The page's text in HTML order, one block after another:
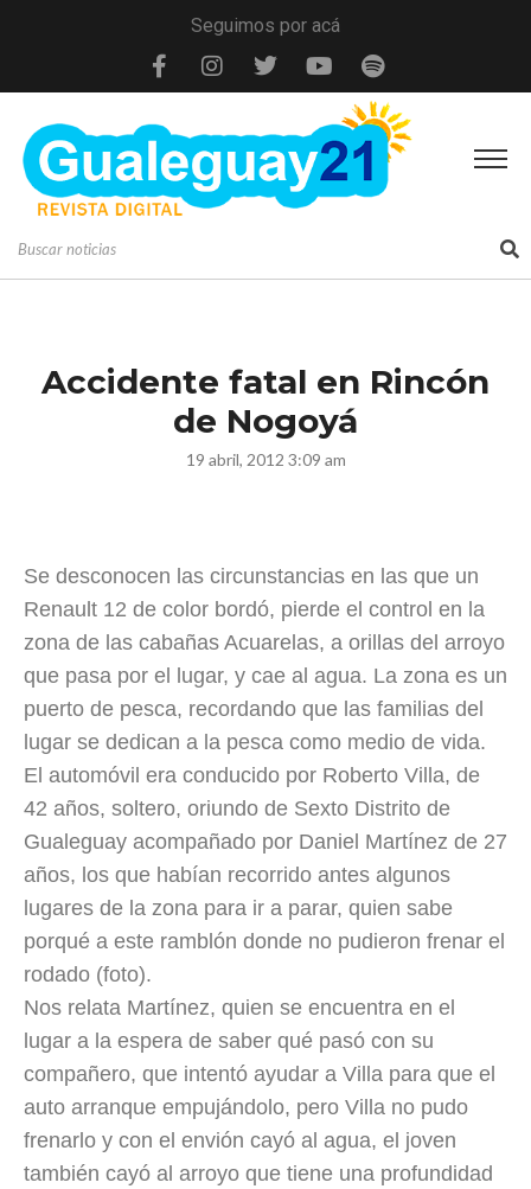
Seguimos por acá
Accidente fatal en Rincón
de Nogoyá
19 abril, 2012 3:09 am
Se desconocen las circunstancias en las que un
Renault 12 de color bordó, pierde el control en la
zona de las cabañas Acuarelas, a orillas del arroyo
que pasa por el lugar, y cae al agua. La zona es un
puerto de pesca, recordando que las familias del
lugar se dedican a la pesca como medio de vida.
El automóvil era conducido por Roberto Villa, de
42 años, soltero, oriundo de Sexto Distrito de
Gualeguay acompañado por Daniel Martínez de 27
años, los que habían recorrido antes algunos
lugares de la zona para ir a parar, quien sabe
porqué a este ramblón donde no pudieron frenar el
rodado (foto).
Nos relata Martínez, quien se encuentra en el
lugar a la espera de saber qué pasó con su
compañero, que intentó ayudar a Villa para que el
auto arranque empujándolo, pero Villa no pudo
frenarlo y con el envión cayó al agua, el joven
también cayó al arroyo que tiene una profundidad